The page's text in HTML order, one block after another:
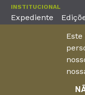
INSTITUCIONAL
Expediente
Unieducar
CNPJ: 05.569.970/